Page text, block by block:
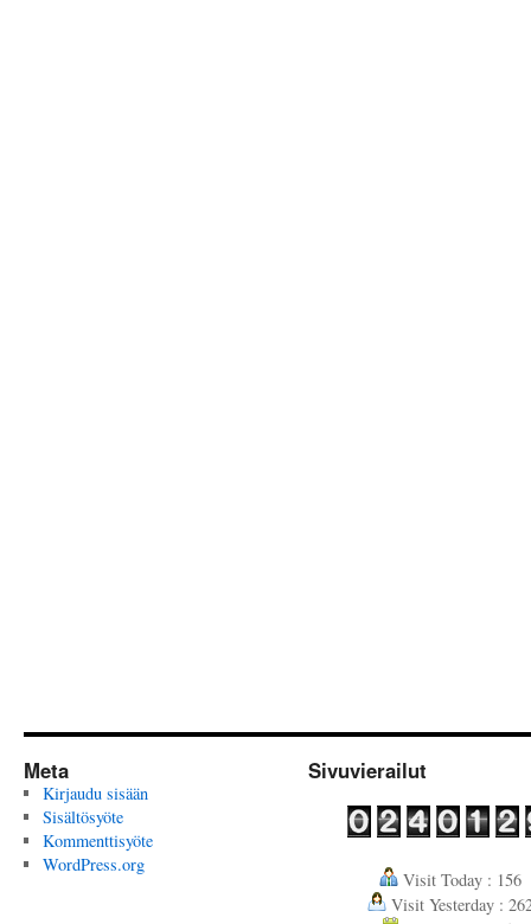
Meta
Kirjaudu sisään
Sisältösyöte
Kommenttisyöte
WordPress.org
Sivuvierailut
Visit Today : 156
Visit Yesterday :